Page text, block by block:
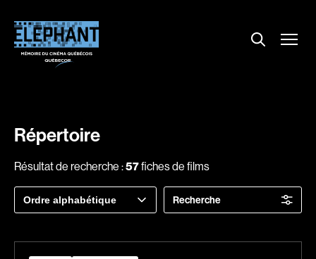
Menu
Explorer le répertoire
Nouvelles
À propos
Comment louer un film ?
FAQ
Répertoire
Résultat de recherche :57fiches de films
Trier
par
Recherche